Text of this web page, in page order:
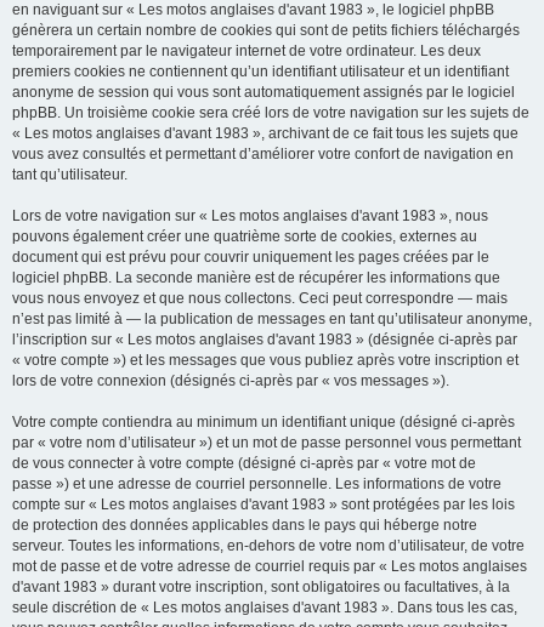
en naviguant sur « Les motos anglaises d'avant 1983 », le logiciel phpBB
génèrera un certain nombre de cookies qui sont de petits fichiers téléchargés
temporairement par le navigateur internet de votre ordinateur. Les deux
premiers cookies ne contiennent qu’un identifiant utilisateur et un identifiant
anonyme de session qui vous sont automatiquement assignés par le logiciel
phpBB. Un troisième cookie sera créé lors de votre navigation sur les sujets de
« Les motos anglaises d'avant 1983 », archivant de ce fait tous les sujets que
vous avez consultés et permettant d’améliorer votre confort de navigation en
tant qu’utilisateur.
Lors de votre navigation sur « Les motos anglaises d'avant 1983 », nous
pouvons également créer une quatrième sorte de cookies, externes au
document qui est prévu pour couvrir uniquement les pages créées par le
logiciel phpBB. La seconde manière est de récupérer les informations que
vous nous envoyez et que nous collectons. Ceci peut correspondre — mais
n’est pas limité à — la publication de messages en tant qu’utilisateur anonyme,
l’inscription sur « Les motos anglaises d'avant 1983 » (désignée ci-après par
« votre compte ») et les messages que vous publiez après votre inscription et
lors de votre connexion (désignés ci-après par « vos messages »).
Votre compte contiendra au minimum un identifiant unique (désigné ci-après
par « votre nom d’utilisateur ») et un mot de passe personnel vous permettant
de vous connecter à votre compte (désigné ci-après par « votre mot de
passe ») et une adresse de courriel personnelle. Les informations de votre
compte sur « Les motos anglaises d'avant 1983 » sont protégées par les lois
de protection des données applicables dans le pays qui héberge notre
serveur. Toutes les informations, en-dehors de votre nom d’utilisateur, de votre
mot de passe et de votre adresse de courriel requis par « Les motos anglaises
d'avant 1983 » durant votre inscription, sont obligatoires ou facultatives, à la
seule discrétion de « Les motos anglaises d'avant 1983 ». Dans tous les cas,